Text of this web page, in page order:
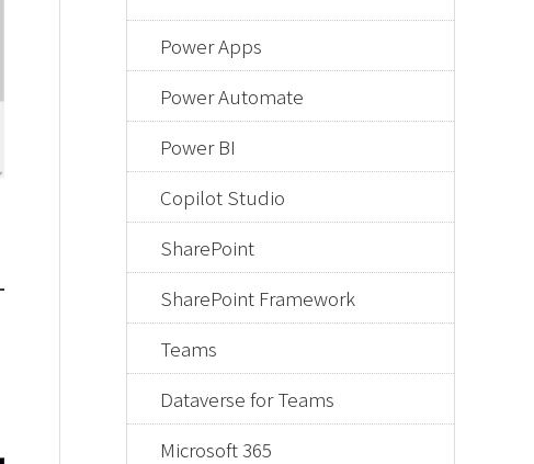
Power Apps
Power Automate
Power BI
Copilot Studio
SharePoint
SharePoint Framework
Teams
Dataverse for Teams
Microsoft 365